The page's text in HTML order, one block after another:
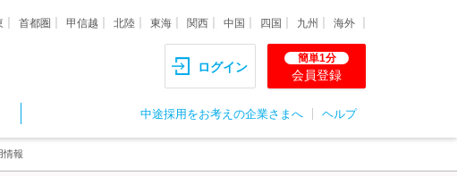
首都圏 甲信越 北陸 東海 関西 中国 四国 九州 海外
ログイン
簡単1分
会員登録
中途採用をお考えの企業さまへ ヘルプ
情報